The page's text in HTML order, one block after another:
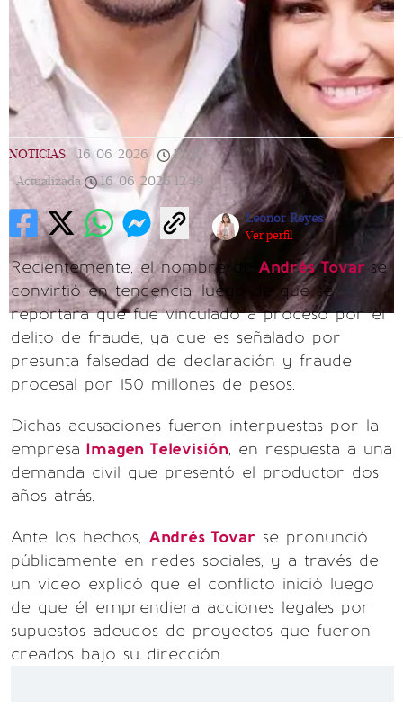
NOTICIAS 16/06/2026 | 12:49
Actualizada
16/06/2026 12:49
Leonor Reyes
Ver perfil
Recientemente, el nombre de Andrés Tovar se
convirtió en tendencia, luego de que se
reportara que fue vinculado a proceso por el
delito de fraude, ya que es señalado por
presunta falsedad de declaración y fraude
procesal por 150 millones de pesos.
Dichas acusaciones fueron interpuestas por la
empresa Imagen Televisión, en respuesta a una
demanda civil que presentó el productor dos
años atrás.
Ante los hechos, Andrés Tovar se pronunció
públicamente en redes sociales, y a través de
un video explicó que el conflicto inició luego
de que él emprendiera acciones legales por
supuestos adeudos de proyectos que fueron
creados bajo su dirección.